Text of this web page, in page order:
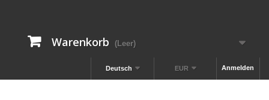
Warenkorb (Leer)
Anmelden
EUR
Deutsch